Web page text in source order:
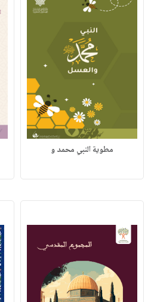
مطوية النبي محمد و